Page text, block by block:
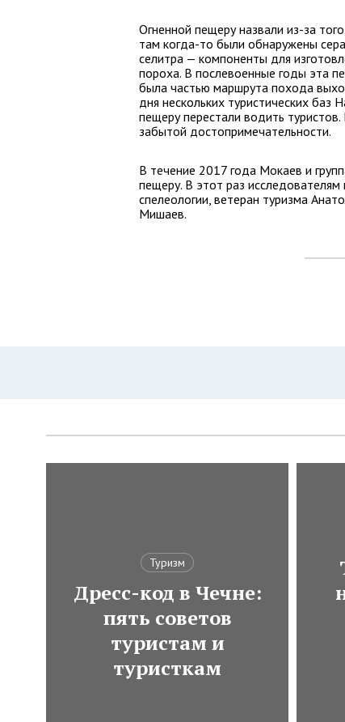
Огненной пещеру назвали из-за
там когда-то были обнаружены
селитра — компоненты для
пороха. В послевоенные годы эта
была частью маршрута похода
дня нескольких туристических
пещеру перестали водить
забытой достопримечательности.
В течение 2017 года Мокаев и
пещеру. В этот раз исследователям
спелеологии, ветеран туризма
Мишаев.
Туризм
Дресс-код в Чечне:
пять советов
туристам и
туристкам